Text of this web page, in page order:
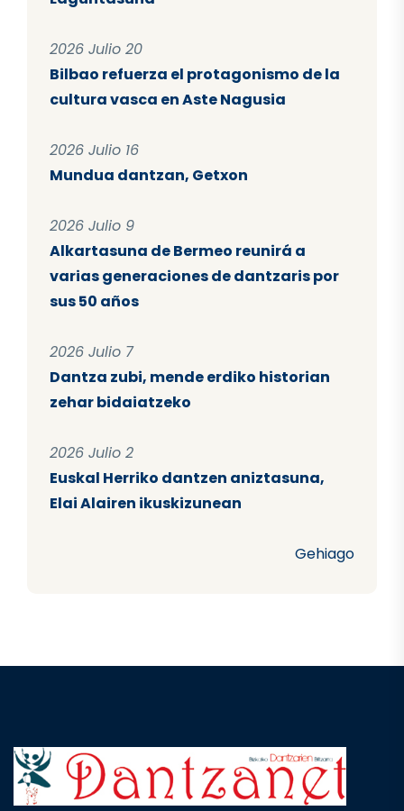
2026 Julio 20
Bilbao refuerza el protagonismo de la
cultura vasca en Aste Nagusia
2026 Julio 16
Mundua dantzan, Getxon
2026 Julio 9
Alkartasuna de Bermeo reunirá a
varias generaciones de dantzaris por
sus 50 años
2026 Julio 7
Dantza zubi, mende erdiko historian
zehar bidaiatzeko
2026 Julio 2
Euskal Herriko dantzen aniztasuna,
Elai Alairen ikuskizunean
Gehiago